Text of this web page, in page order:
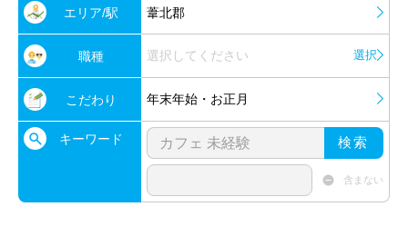
エリア/駅 葦北郡
職種 選択してください 選択
こだわり 年末年始・お正月
キーワード 検索
含まない